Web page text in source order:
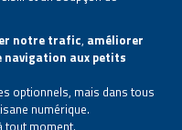
© 2026 Tilman
Bedrijfscontactgegevens |
met de Belgische